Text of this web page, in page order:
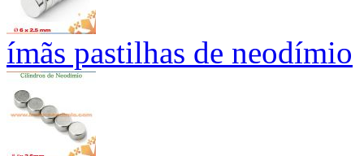
ímãs pastilhas de neodímio